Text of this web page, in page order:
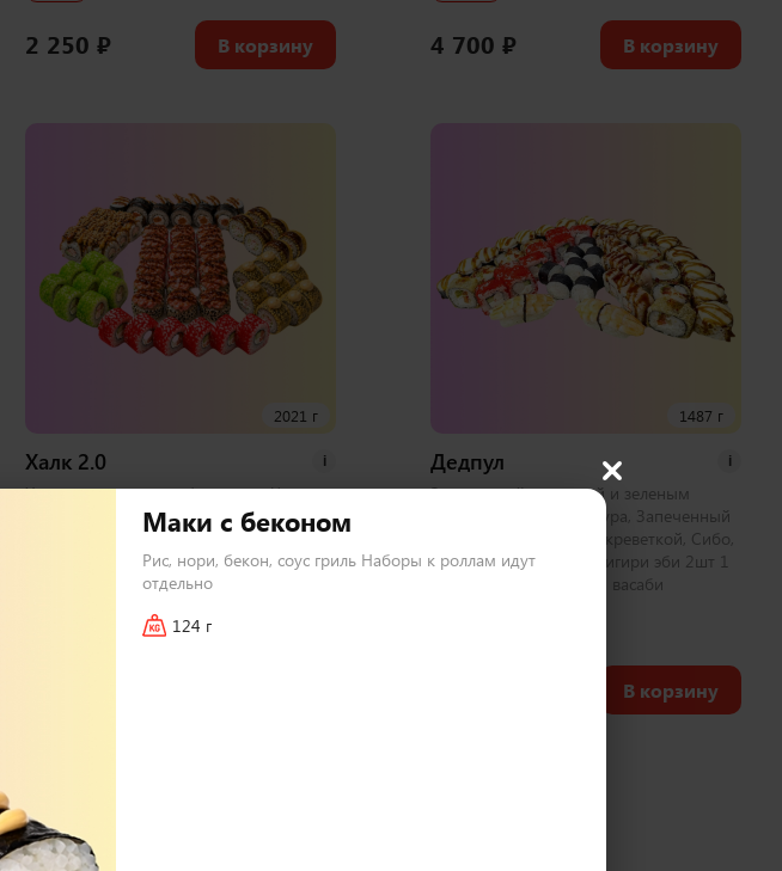
2 250₽ В корзину 4 700₽ В корзину
2021 г
Халк 2.0 i
Хосомаки с лососем, Фиш ролл, Чикен
фреш, Дон бекон, Сытный темпура,
Маки, Мистик темпура, Запеченный с
курицей, Запеченный спайси с крабом 2
набора соевый, имбирь, васаби
1487 г
Дедпул i
Запеченный с курицей и зеленым
луком, Овощной темпура, Запеченный
бонито, Калифорния с креветкой, Сибо,
Хосомаки с курицей, Нигири эби 2шт 1
набор соевый, имбирь, васаби
В корзину
Маки с беконом
Рис, нори, бекон, соус гриль Наборы к роллам идут
отдельно
124 г